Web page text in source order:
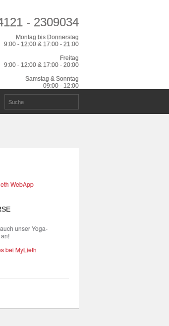
- 2309034
Montag bis Donnerstag
9:00 - 12:00 & 17:00 - 21:00
Freitag
9:00 - 12:00 & 17:00 - 20:00
Samstag & Sonntag
09:00 - 12:00
WebApp
unser Yoga-
bei MyLieth